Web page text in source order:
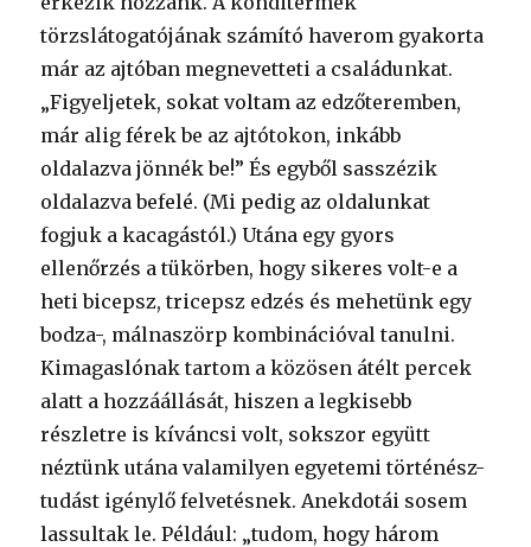
törzslátogatójának számító haverom gyakorta
már az ajtóban megnevetteti a családunkat.
„Figyeljetek, sokat voltam az edzőteremben,
már alig férek be az ajtótokon, inkább
oldalazva jönnék be!” És egyből sasszézik
oldalazva befelé. (Mi pedig az oldalunkat
fogjuk a kacagástól.) Utána egy gyors
ellenőrzés a tükörben, hogy sikeres volt-e a
heti bicepsz, tricepsz edzés és mehetünk egy
bodza-, málnaszörp kombinációval tanulni.
Kimagaslónak tartom a közösen átélt percek
alatt a hozzáállását, hiszen a legkisebb
részletre is kíváncsi volt, sokszor együtt
néztünk utána valamilyen egyetemi történész-
tudást igénylő felvetésnek. Anekdotái sosem
lassultak le. Például: „tudom, hogy három